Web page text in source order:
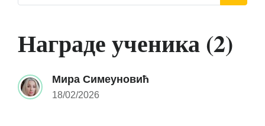
Награде ученика (2)
Мира Симеуновић
18/02/2026